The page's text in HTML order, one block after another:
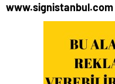
www.signistanbul.com